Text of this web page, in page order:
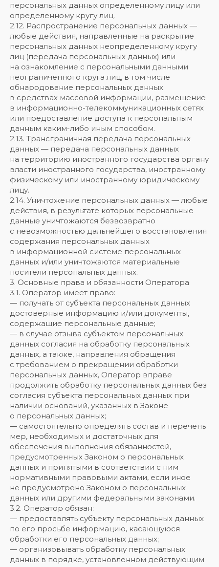
персональных данных определенному лицу или
определенному кругу лиц.
2.12. Распространение персональных данных —
любые действия, направленные на раскрытие
персональных данных неопределенному кругу
лиц (передача персональных данных) или
на ознакомление с персональными данными
неограниченного круга лиц, в том числе
обнародование персональных данных
в средствах массовой информации, размещение
в информационно-телекоммуникационных сетях
или предоставление доступа к персональным
данным каким-либо иным способом.
2.13. Трансграничная передача персональных
данных — передача персональных данных
на территорию иностранного государства органу
власти иностранного государства, иностранному
физическому или иностранному юридическому
лицу.
2.14. Уничтожение персональных данных — любые
действия, в результате которых персональные
данные уничтожаются безвозвратно
с невозможностью дальнейшего восстановления
содержания персональных данных
в информационной системе персональных
данных и/или уничтожаются материальные
носители персональных данных.
3. Основные права и обязанности Оператора
3.1. Оператор имеет право:
— получать от субъекта персональных данных
достоверные информацию и/или документы,
содержащие персональные данные;
— в случае отзыва субъектом персональных
данных согласия на обработку персональных
данных, а также, направления обращения
с требованием о прекращении обработки
персональных данных, Оператор вправе
продолжить обработку персональных данных без
согласия субъекта персональных данных при
наличии оснований, указанных в Законе
о персональных данных;
— самостоятельно определять состав и перечень
мер, необходимых и достаточных для
обеспечения выполнения обязанностей,
предусмотренных Законом о персональных
данных и принятыми в соответствии с ним
нормативными правовыми актами, если иное
не предусмотрено Законом о персональных
данных или другими федеральными законами.
3.2. Оператор обязан:
— предоставлять субъекту персональных данных
по его просьбе информацию, касающуюся
обработки его персональных данных;
— организовывать обработку персональных
данных в порядке, установленном действующим